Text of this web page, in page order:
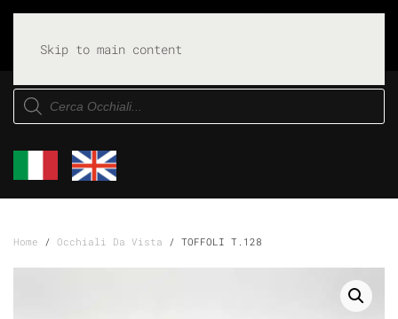
Skip to main content
Products
search
Home / Occhiali Da Vista / TOFFOLI T.128